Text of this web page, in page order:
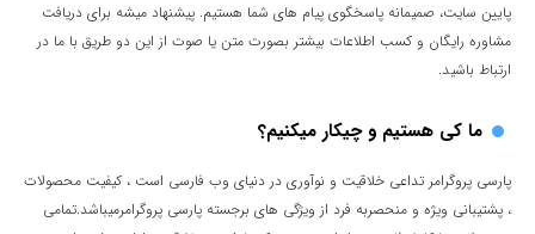
پایین سایت، صمیمانه پاسخگوی پیام های شما هستیم. پیشنهاد میشه برای دریافت
مشاوره رایگان و کسب اطلاعات بیشتر بصورت متن یا صوت از این دو طریق با ما در
ارتباط باشید.
ما کی هستیم و چیکار میکنیم؟
پارسی پروگرامر تداعی خلاقیت و نوآوری در دنیای وب فارسی است ، کیفیت محصولات
، پشتیبانی ویژه و منحصربه فرد از ویژگی های برجسته پارسی پروگرامرمیباشد.تمامی